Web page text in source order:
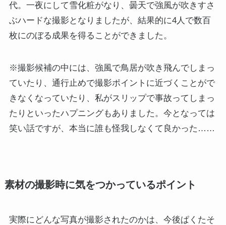
代。一夜にして雪化粧がなり、曇天で強風が吹きすさ
ぶハードな撮影となりましたが、結果的に4人で数百
枚にのぼる成果を得ることができました。
※撮影候補の中には、強風で鳥居が吹き飛んでしまっ
ていたり、通行止めで撮影ポイントに近づくことがで
きなくなっていたり、私がスリップで事故ってしまっ
たりといったハプニングもありました。今となっては
笑い話ですが、本当に誰も怪我しなくて良かった……
素材の撮影時に気をつかっているポイント
実際にどんな写真が撮影されたのかは、今後ぱくたそ